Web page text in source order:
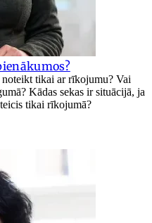
tikai ar rīkojumu? Vai
Kādas sekas ir situācijā, ja
tikai rīkojumā?